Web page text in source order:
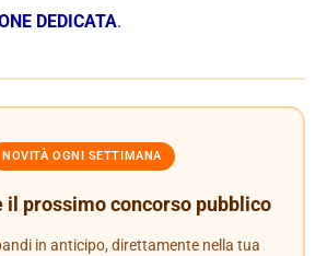
DEDICATA.
NOVITÀ OGNI SETTIMANA
il prossimo concorso pubblico
in anticipo, direttamente nella tua